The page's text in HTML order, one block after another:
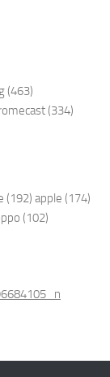
(463)
(334)
(192) apple (174)
(102)